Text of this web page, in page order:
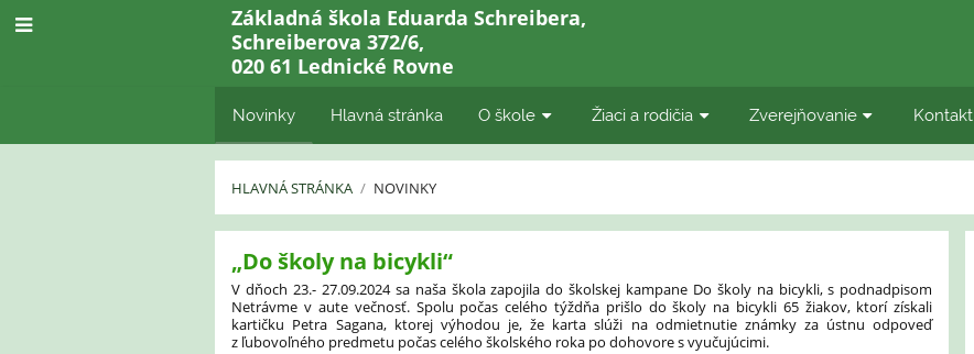
Základná škola Eduarda Schreibera,
Schreiberova 372/6,
020 61 Lednické Rovne
Novinky Hlavná stránka O škole Žiaci a rodičia Zverejňovanie Kontakt
HLAVNÁ STRÁNKA / NOVINKY
Novinky
„Do školy na bicykli“
V dňoch 23.- 27.09.2024 sa naša škola zapojila do školskej kampane Do školy na bicykli, s podnadpisom
Netrávme v aute večnosť. Spolu počas celého týždňa prišlo do školy na bicykli 65 žiakov, ktorí získali
kartičku Petra Sagana, ktorej výhodou je, že karta slúži na odmietnutie známky za ústnu odpoveď
z ľubovoľného predmetu počas celého školského roka po dohovore s vyučujúcimi.